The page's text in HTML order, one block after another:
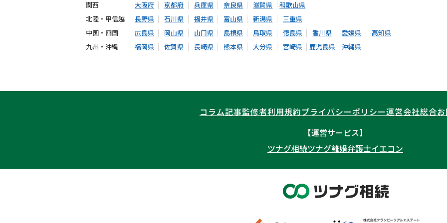
関西 大阪府 京都府 兵庫県 奈良県 滋賀県
和歌山県
北陸・甲信越
長野県 石川県 福井県 富山県 新潟県
三重県
中国・四国
広島県 岡山県 山口県 島根県 鳥取県 徳島県 香川県 愛媛県
高知県
九州・沖縄
福岡県 佐賀県 長崎県 熊本県 大分県 宮崎県 鹿児島県 沖縄県
コラム記事監修者利用規約プライバシーポリシー運営会社総合
【運営サービス】
ツナグ相続ツナグ離婚弁護士イエコン